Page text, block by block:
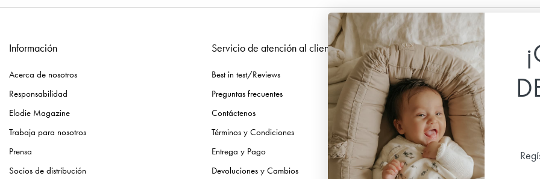
Información
Acerca de nosotros
Responsabilidad
Elodie Magazine
Trabaja para nosotros
Prensa
Socios de distribución
Servicio de atención al cliente
Best in test/Reviews
Preguntas frecuentes
Contáctenos
Términos y Condiciones
Entrega y Pago
Devoluciones y Cambios
Síguenos
Facebook
Instagram
TikTok
Pinterest
Youtube
Linkedin